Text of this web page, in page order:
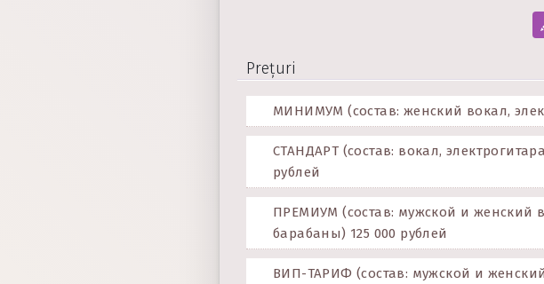
Prețuri
МИНИМУМ (состав: женский вокал,
СТАНДАРТ (состав: вокал,
рублей
ПРЕМИУМ (состав: мужской и женский
барабаны) 125 000 рублей
ВИП-ТАРИФ (состав: мужской и